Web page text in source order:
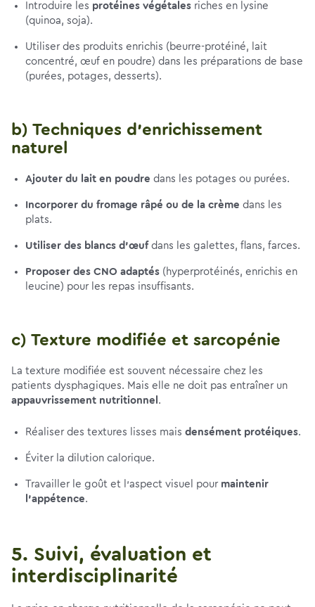
Introduire les protéines végétales riches en lysine
(quinoa, soja).
Utiliser des produits enrichis (beurre-protéiné, lait
concentré, œuf en poudre) dans les préparations de base
(purées, potages, desserts).
b) Techniques d’enrichissement
naturel
Ajouter du lait en poudre dans les potages ou purées.
Incorporer du fromage râpé ou de la crème dans les
plats.
Utiliser des blancs d’œuf dans les galettes, flans, farces.
Proposer des CNO adaptés (hyperprotéinés, enrichis en
leucine) pour les repas insuffisants.
c) Texture modifiée et sarcopénie
La texture modifiée est souvent nécessaire chez les
patients dysphagiques. Mais elle ne doit pas entraîner un
appauvrissement nutritionnel.
Réaliser des textures lisses mais densément protéiques.
Éviter la dilution calorique.
Travailler le goût et l’aspect visuel pour maintenir
l’appétence.
5. Suivi, évaluation et
interdisciplinarité